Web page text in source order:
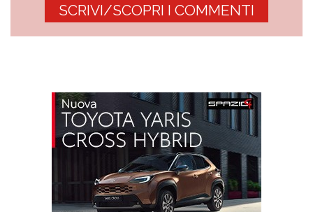
SCRIVI/SCOPRI I COMMENTI